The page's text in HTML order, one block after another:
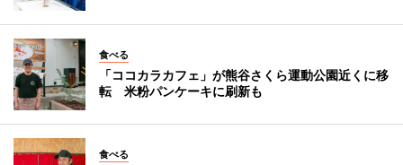
食べる
「ココカラカフェ」が熊谷さくら運動公園近くに移
転 米粉パンケーキに刷新も
食べる